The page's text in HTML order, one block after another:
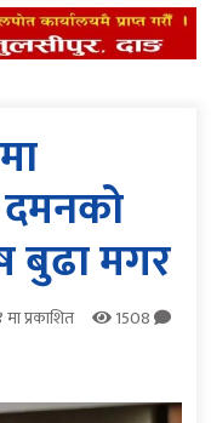
बुढा मगर
प्रकाशित
1508